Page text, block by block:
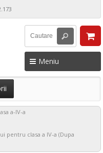
Meniu
a-IV-a
pentru clasa a IV-a (Dupa